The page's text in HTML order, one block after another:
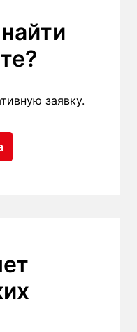
заявку.